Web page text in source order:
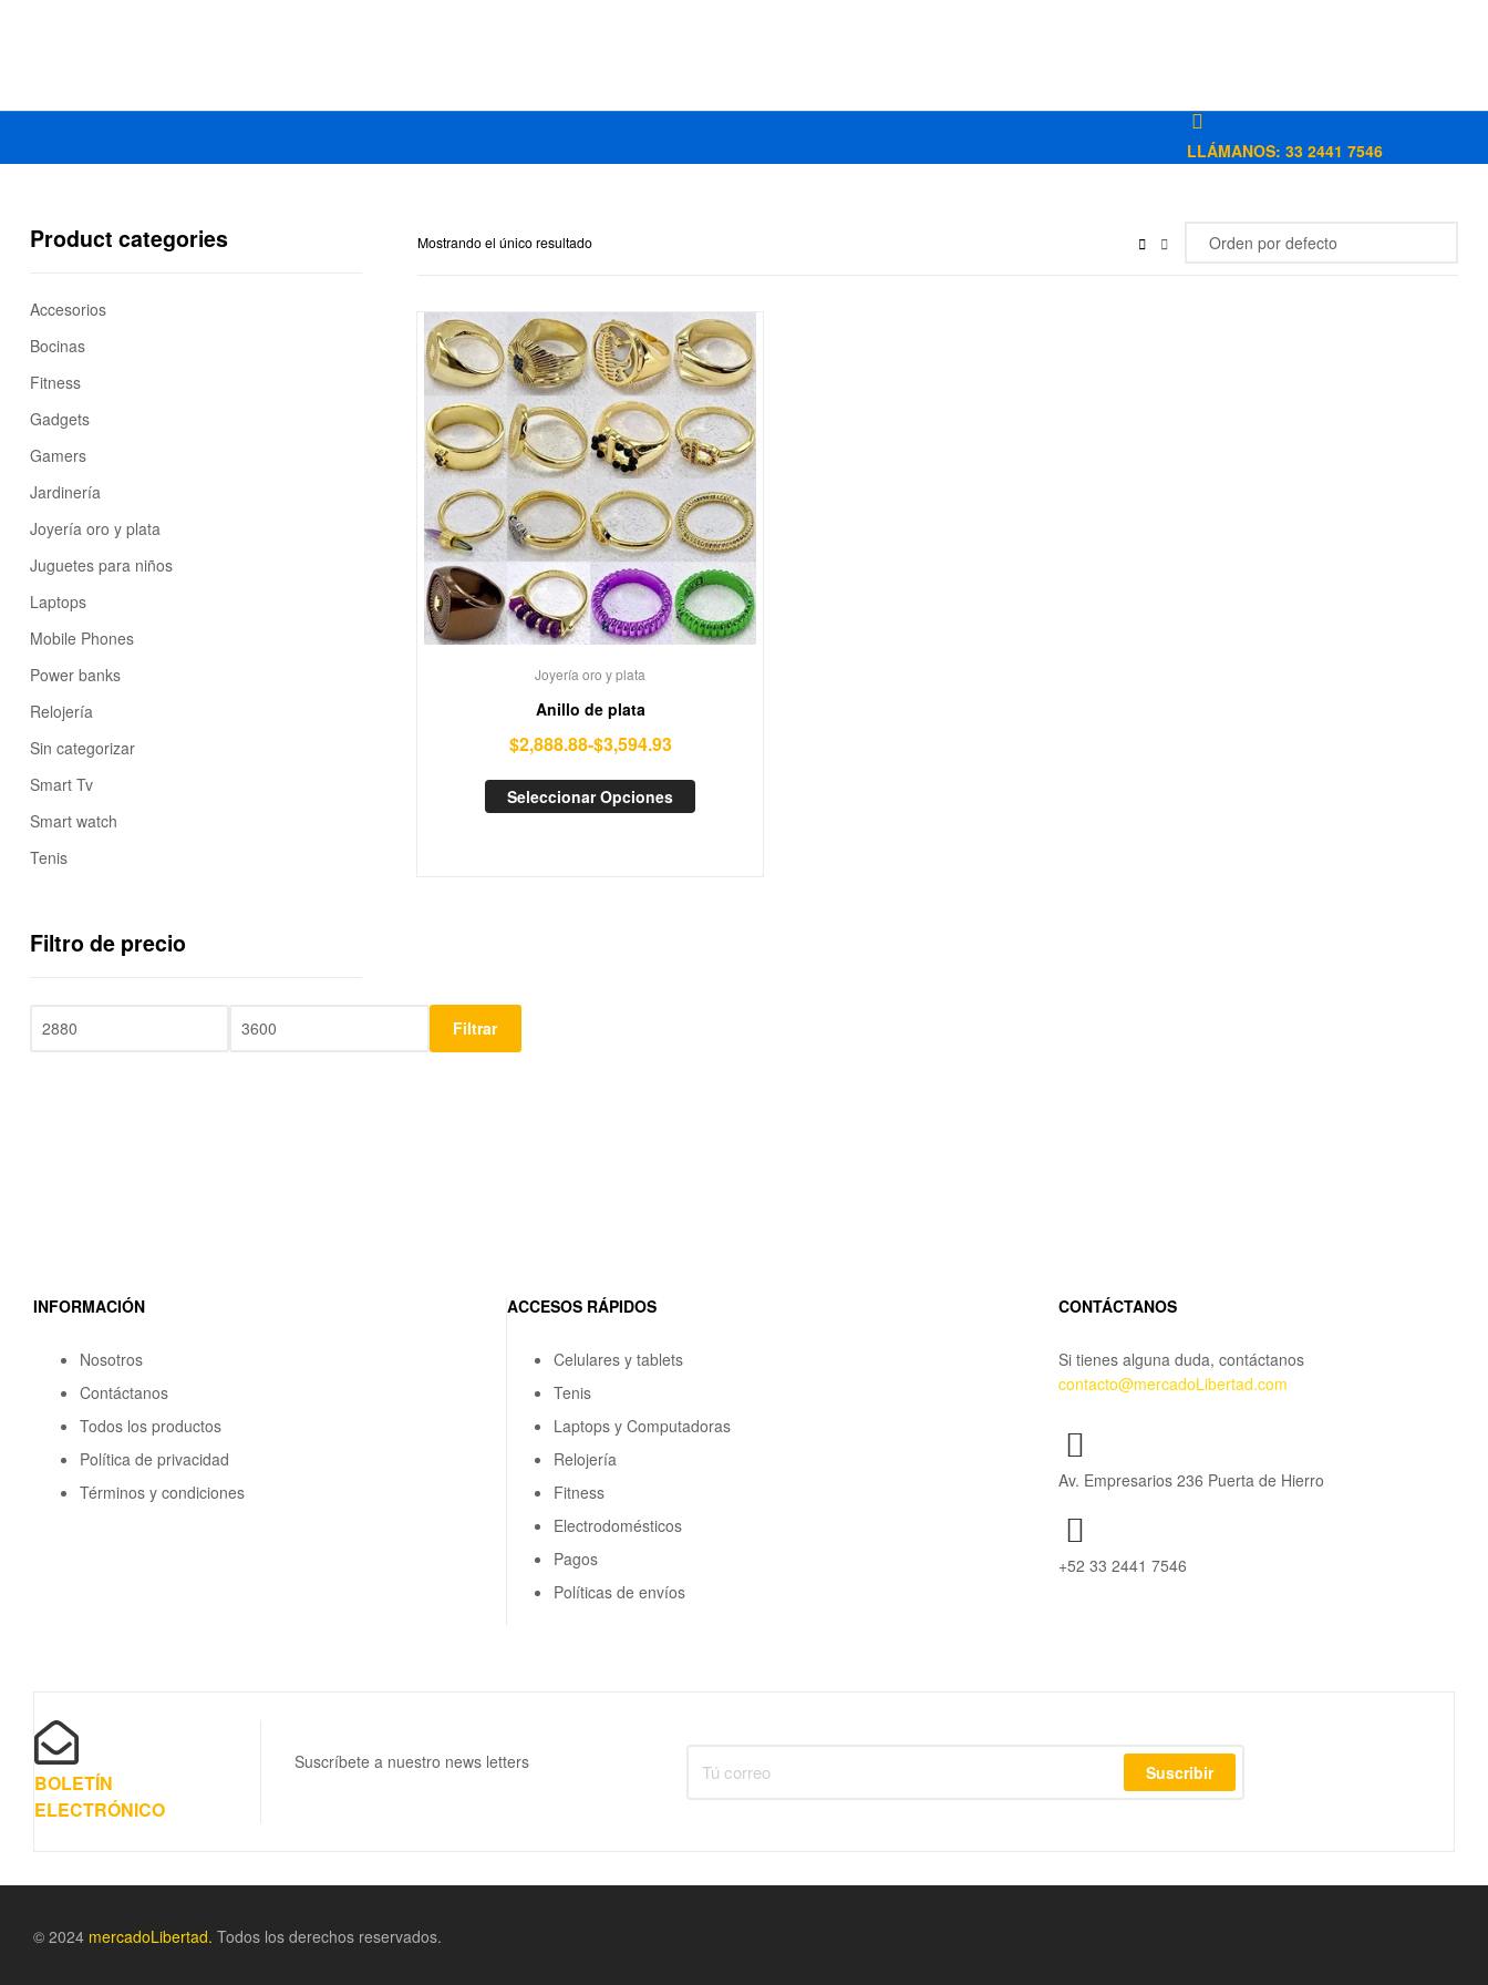
LLÁMANOS: 33 2441 7546
Mostrando el único resultado
Joyería oro y plata
Anillo de plata
$2,888.88-$3,594.93
Seleccionar Opciones
Product categories
Accesorios
Bocinas
Fitness
Gadgets
Gamers
Jardinería
Joyería oro y plata
Juguetes para niños
Laptops
Mobile Phones
Power banks
Relojería
Sin categorizar
Smart Tv
Smart watch
Tenis
Filtro de precio
Filtrar
INFORMACIÓN
Nosotros
Contáctanos
Todos los productos
Política de privacidad
Términos y condiciones
ACCESOS RÁPIDOS
Celulares y tablets
Tenis
Laptops y Computadoras
Relojería
Fitness
Electrodomésticos
Pagos
Políticas de envíos
CONTÁCTANOS
Si tienes alguna duda, contáctanos
contacto@mercadoLibertad.com
Av. Empresarios 236 Puerta de Hierro
+52 33 2441 7546
BOLETÍN
ELECTRÓNICO
Suscríbete a nuestro news letters Suscribir
© 2024 mercadoLibertad. Todos los derechos reservados.